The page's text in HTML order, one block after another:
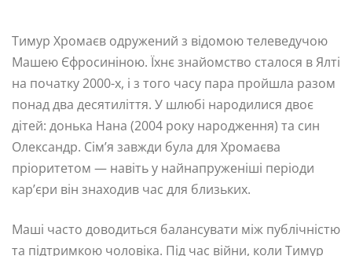
Тимур Хромаєв одружений з відомою телеведучою
Машею Єфросиніною. Їхнє знайомство сталося в Ялті
на початку 2000-х, і з того часу пара пройшла разом
понад два десятиліття. У шлюбі народилися двоє
дітей: донька Нана (2004 року народження) та син
Олександр. Сім’я завжди була для Хромаєва
пріоритетом — навіть у найнапруженіші періоди
кар’єри він знаходив час для близьких.
Маші часто доводиться балансувати між публічністю
та підтримкою чоловіка. Під час війни, коли Тимур